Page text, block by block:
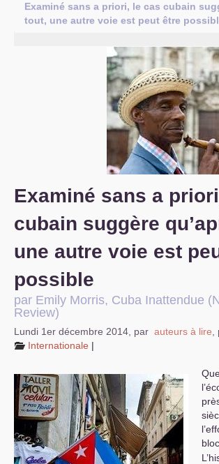
Lutter, Unir...
Examiné sans a priori, le cas cubain
tout, une autre voie est peut être
Examiné sans a
cubain suggère
une autre voie est
possible
par Emily Morris, Cuba Inattendue
Review)
Lundi 1er décembre 2014 par auteurs à lire
Internationale |